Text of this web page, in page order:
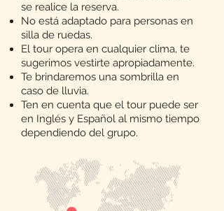
se realice la reserva.
No está adaptado para personas en
silla de ruedas.
El tour opera en cualquier clima, te
sugerimos vestirte apropiadamente.
Te brindaremos una sombrilla en
caso de lluvia.
Ten en cuenta que el tour puede ser
en Inglés y Español al mismo tiempo
dependiendo del grupo.